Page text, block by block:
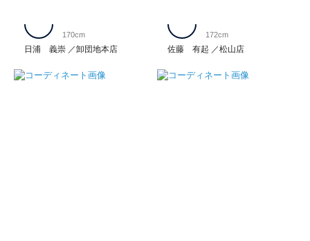
日浦 義崇 卸団地本店
170cm
佐藤 有起 松山店
172cm